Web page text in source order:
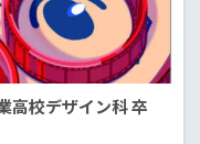
高校デザイン科 卒